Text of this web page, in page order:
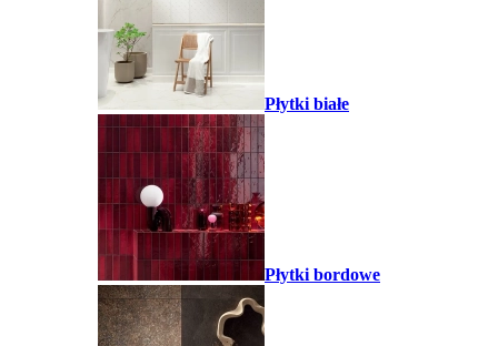
Płytki białe
Płytki bordowe